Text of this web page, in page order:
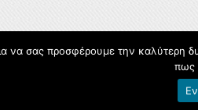
να σας προσφέρουμε την καλύτερη
πως